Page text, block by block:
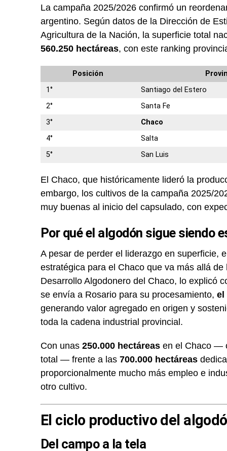
La campaña 2025/2026 confirmó un
argentino. Según datos de la Dirección de
Agricultura de la Nación, la superficie total
560.250 hectáreas, con este ranking
Posición
1°
Santiago del Estero
2°
Santa Fe
3°
Chaco
4°
Salta
5°
San Luis
El Chaco, que históricamente lideró la
embargo, los cultivos de la campaña 2025/
muy buenas al inicio del capsulado, con
Por qué el algodón sigue siendo
A pesar de perder el liderazgo en superficie,
estratégica para el Chaco que va más allá
Desarrollo Algodonero del Chaco, lo explicó
se envía a Rosario para su procesamiento, el
generando valor agregado en origen y
toda la cadena industrial provincial.
Con unas 250.000 hectáreas en el Chaco —
total — frente a las 700.000 hectáreas
proporcionalmente mucho más empleo e
otro cultivo.
El ciclo productivo del
Del campo a la tela